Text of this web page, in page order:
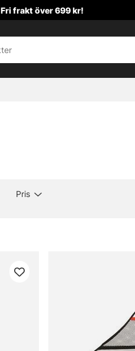
Fri frakt över 699 kr!
Pris